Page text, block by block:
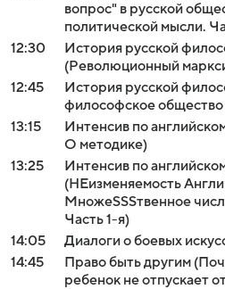
вопрос" в русской
политической мысли.
12:30
История русской
(Революционный
12:45
История русской
философское
13:15
Интенсив по
О методике)
13:25
Интенсив по
(НЕизменяемость
МножeSSSтвенное
Часть 1-я)
14:05
Диалоги о боевых
14:45
Право быть другим
ребенок не отпускает